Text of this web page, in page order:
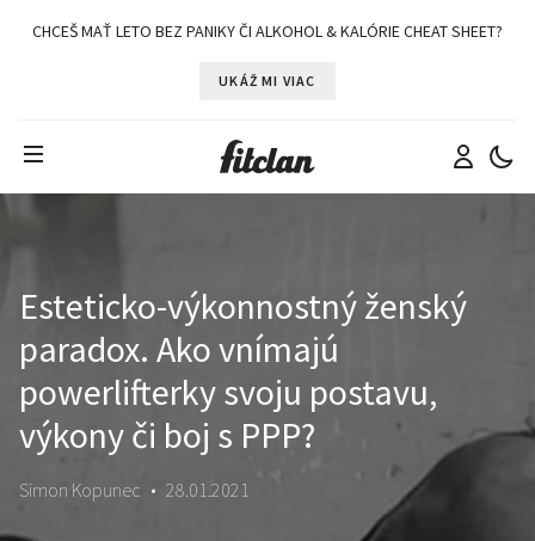
CHCEŠ MAŤ LETO BEZ PANIKY ČI ALKOHOL & KALÓRIE CHEAT SHEET?
UKÁŽ MI VIAC
Esteticko-výkonnostný ženský
paradox. Ako vnímajú
powerlifterky svoju postavu,
výkony či boj s PPP?
Simon Kopunec • 28.01.2021